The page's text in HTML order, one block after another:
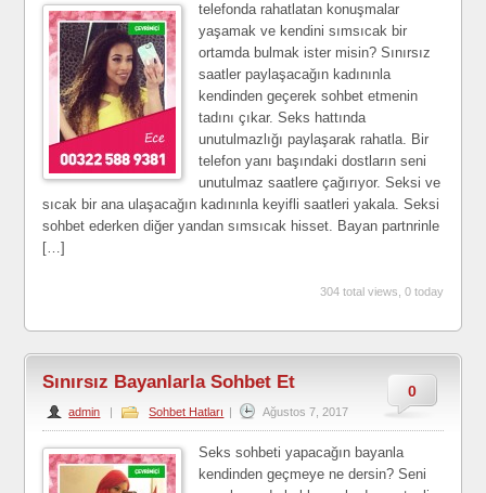
telefonda rahatlatan konuşmalar
yaşamak ve kendini sımsıcak bir
ortamda bulmak ister misin? Sınırsız
saatler paylaşacağın kadınınla
kendinden geçerek sohbet etmenin
tadını çıkar. Seks hattında
unutulmazlığı paylaşarak rahatla. Bir
telefon yanı başındaki dostların seni
unutulmaz saatlere çağırıyor. Seksi ve
sıcak bir ana ulaşacağın kadınınla keyifli saatleri yakala. Seksi
sohbet ederken diğer yandan sımsıcak hisset. Bayan partnrinle
[…]
304 total views, 0 today
0
Sınırsız Bayanlarla Sohbet Et
admin | Sohbet Hatları | Ağustos 7, 2017
Seks sohbeti yapacağın bayanla
kendinden geçmeye ne dersin? Seni